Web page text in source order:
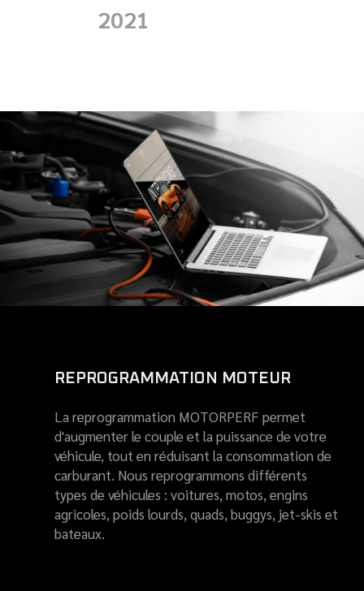
2021
REPROGRAMMATION MOTEUR
La reprogrammation MOTORPERF permet
d'augmenter le couple et la puissance de votre
véhicule, tout en réduisant la consommation de
carburant. Nous reprogrammons différents
types de véhicules : voitures, motos, engins
agricoles, poids lourds, quads, buggys, jet-skis et
bateaux.